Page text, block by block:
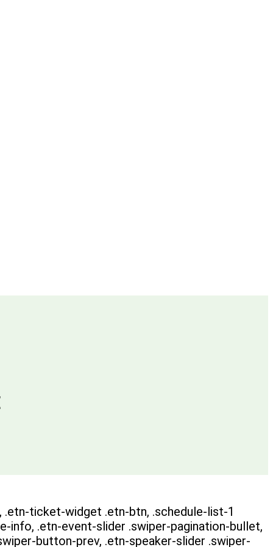
ticket-widget .etn-btn, .schedule-list-1
info, .etn-event-slider .swiper-pagination-bullet,
button-prev, .etn-speaker-slider .swiper-